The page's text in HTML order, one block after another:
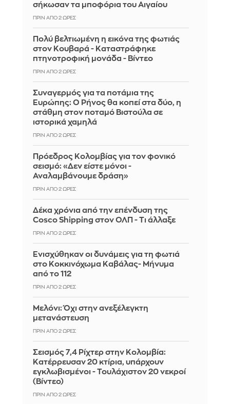
σήκωσαν τα μποφόρια του Αιγαίου
ΠΡΙΝ ΑΠΌ 2 ΏΡΕΣ
Πολύ βελτιωμένη η εικόνα της φωτιάς
στον Κουβαρά - Καταστράφηκε
πτηνοτροφική μονάδα - Βίντεο
ΠΡΙΝ ΑΠΌ 2 ΏΡΕΣ
Συναγερμός για τα ποτάμια της
Ευρώπης: Ο Ρήνος θα κοπεί στα δύο, η
στάθμη στον ποταμό Βιστούλα σε
ιστορικά χαμηλά
ΠΡΙΝ ΑΠΌ 2 ΏΡΕΣ
Πρόεδρος Κολομβίας για τον φονικό
σεισμό: «Δεν είστε μόνοι -
Αναλαμβάνουμε δράση»
ΠΡΙΝ ΑΠΌ 2 ΏΡΕΣ
Δέκα χρόνια από την επένδυση της
Cosco Shipping στον ΟΛΠ - Τι άλλαξε
ΠΡΙΝ ΑΠΌ 2 ΏΡΕΣ
Ενισχύθηκαν οι δυνάμεις για τη φωτιά
στο Κοκκινόχωμα Καβάλας- Μήνυμα
από το 112
ΠΡΙΝ ΑΠΌ 2 ΏΡΕΣ
Μελόνι: Όχι στην ανεξέλεγκτη
μετανάστευση
ΠΡΙΝ ΑΠΌ 2 ΏΡΕΣ
Σεισμός 7,4 Ρίχτερ στην Κολομβία:
Κατέρρευσαν 20 κτίρια, υπάρχουν
εγκλωβισμένοι - Τουλάχιστον 20 νεκροί
(Βίντεο)
ΠΡΙΝ ΑΠΌ 2 ΏΡΕΣ